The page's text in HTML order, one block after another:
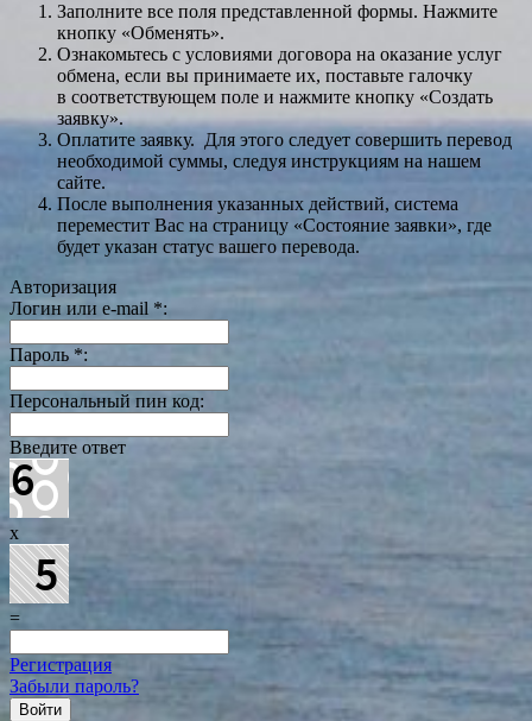
Заполните все поля представленной формы. Нажмите
кнопку «Обменять».
Ознакомьтесь с условиями договора на оказание услуг
обмена, если вы принимаете их, поставьте галочку
в соответствующем поле и нажмите кнопку «Создать
заявку».
Оплатите заявку. Для этого следует совершить перевод
необходимой суммы, следуя инструкциям на нашем
сайте.
После выполнения указанных действий, система
переместит Вас на страницу «Состояние заявки», где
будет указан статус вашего перевода.
Авторизация
Логин или e-mail *:
Пароль *:
Персональный пин код:
Введите ответ
x
=
Регистрация
Забыли пароль?